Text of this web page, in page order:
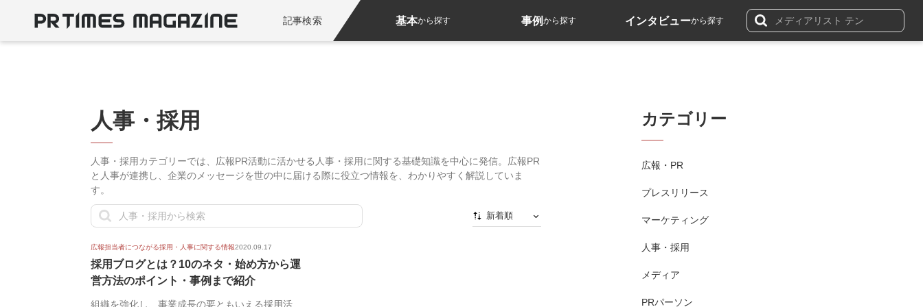
記事検索 基本から探す 事例から探す インタビューから探す
人事・採用
人事・採用カテゴリーでは、広報PR活動に活かせる人事・採用に関する基礎知識を中心に発信。広報PR
と人事が連携し、企業のメッセージを世の中に届ける際に役立つ情報を、わかりやすく解説していま
す。
新着順
広報担当者につながる採用・人事に関する情報2020.09.17
採用ブログとは？10のネタ・始め方から運
営方法のポイント・事例まで紹介
組織を強化し、事業成長の要ともいえる採用活
カテゴリー
広報・PR
プレスリリース
マーケティング
人事・採用
メディア
PRパーソン